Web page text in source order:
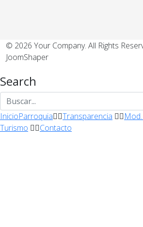
© 2026 Your Company. All Rights
JoomShaper
Search
InicioParroquia Transparencia
Turismo
Contacto